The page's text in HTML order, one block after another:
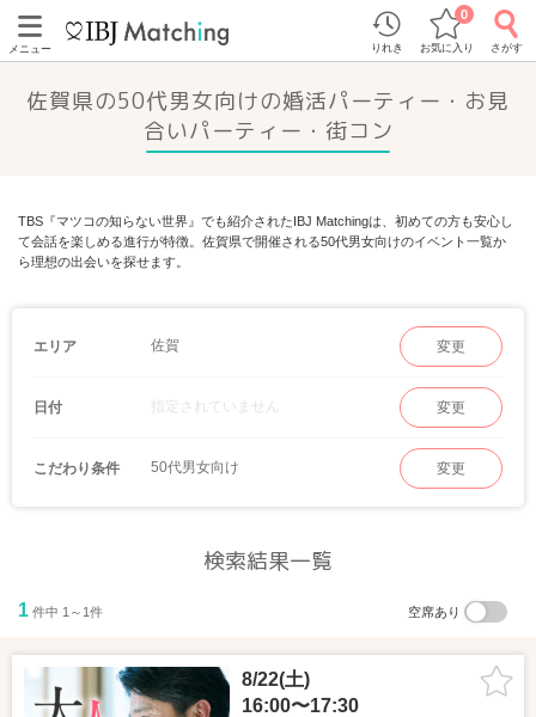
メニュー りれき お気に入り
0
さがす
佐賀県の50代男女向けの婚活パーティー・お見
合いパーティー・街コン
TBS『マツコの知らない世界』でも紹介されたIBJ Matchingは、初めての方も安心し
て会話を楽しめる進行が特徴。佐賀県で開催される50代男女向けのイベント一覧か
ら理想の出会いを探せます。
エリア 佐賀 変更
日付 指定されていません 変更
こだわり条件 50代男女向け 変更
検索結果一覧
1 件中 1～1件 空席あり
8/22(土)
16:00〜17:30